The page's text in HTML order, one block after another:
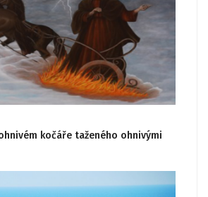
kočáře taženého ohnivými